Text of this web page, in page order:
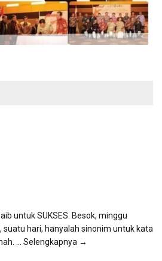
untuk SUKSES. Besok, minggu
suatu hari, hanyalah sinonim untuk kata
... Selengkapnya →